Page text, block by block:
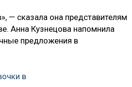
— сказала она представителям
Анна Кузнецова напомнила
предложения в
в